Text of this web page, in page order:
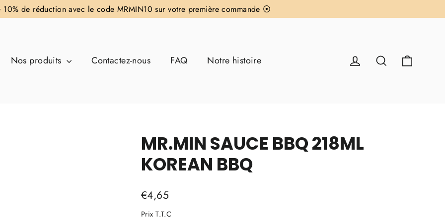
de réduction avec le code MRMIN10 sur votre première commande ⦿
Nos produits Contactez-nous FAQ Notre histoire Se connecter
Rechercher
MR.MIN SAUCE BBQ 218ML
KOREAN BBQ
Prix
€4,65
Prix T.T.C